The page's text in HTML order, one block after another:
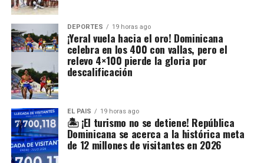
DEPORTES 19 horas ago
¡Yeral vuela hacia el oro! Dominicana
celebra en los 400 con vallas, pero el
relevo 4×100 pierde la gloria por
descalificación
EL PAIS 19 horas ago
🏝️ ¡El turismo no se detiene! República
Dominicana se acerca a la histórica meta
de 12 millones de visitantes en 2026